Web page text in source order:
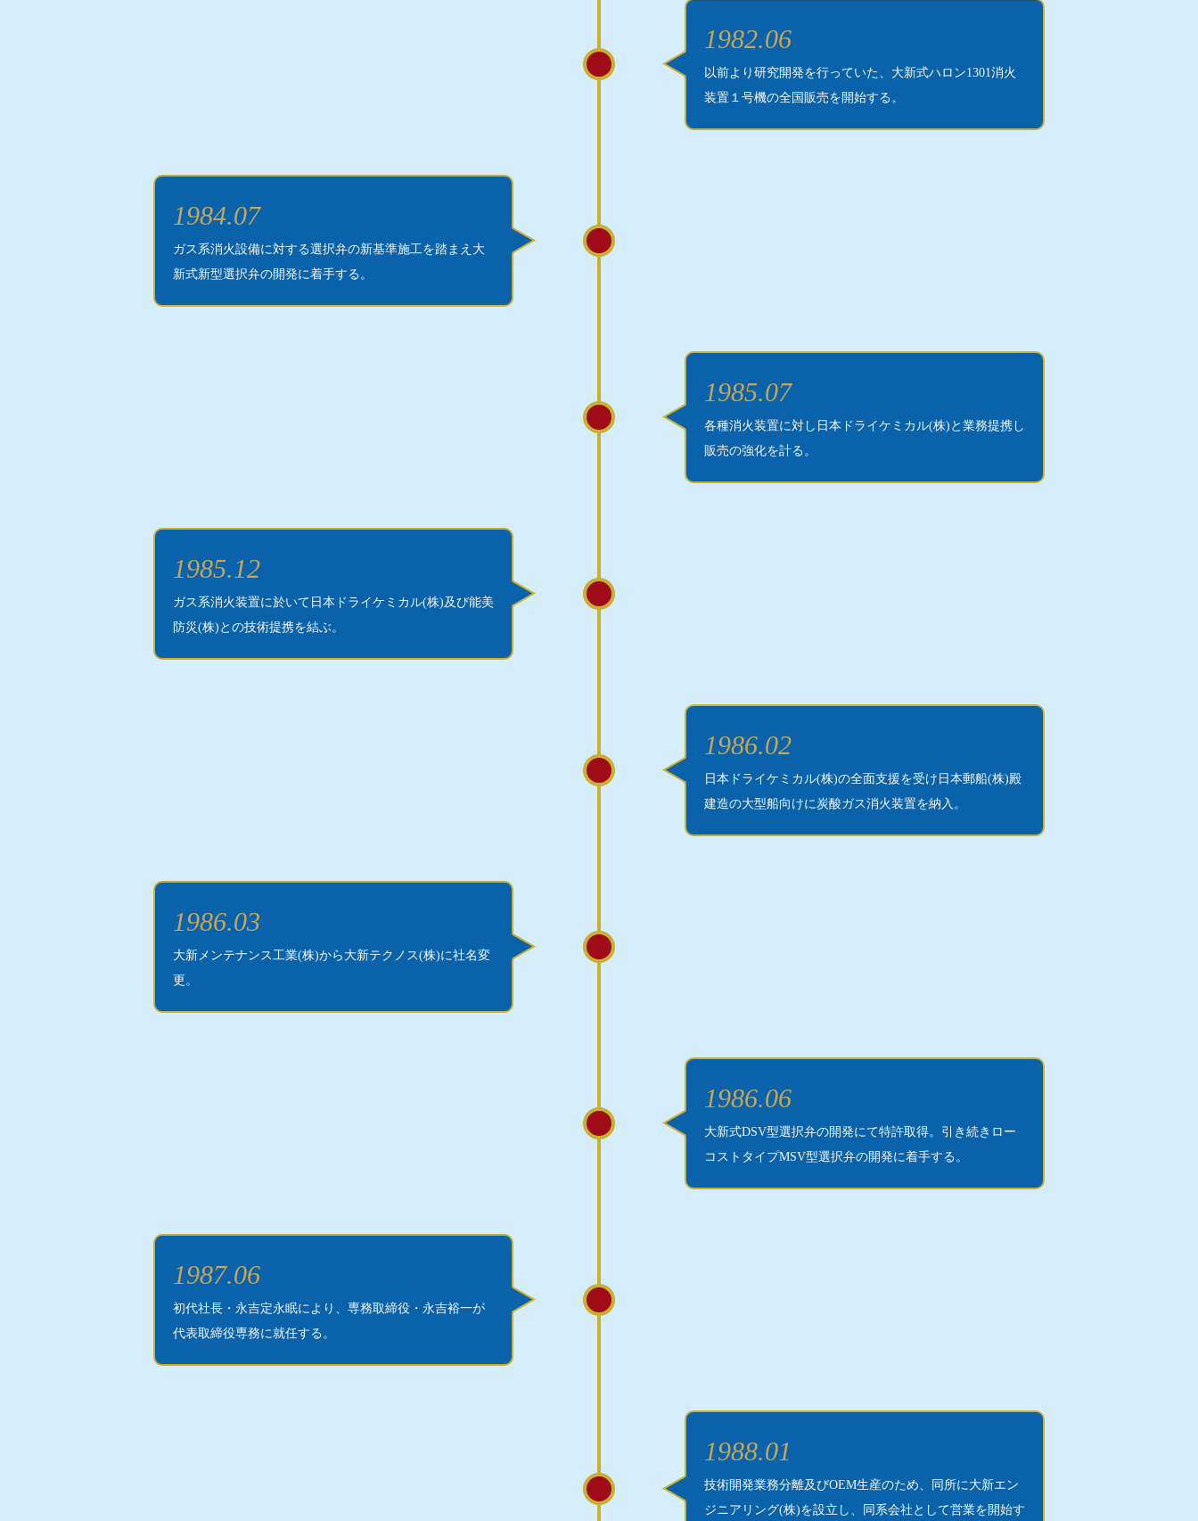
1982.06
以前より研究開発を行っていた、大新式ハロン1301消火
装置１号機の全国販売を開始する。
1984.07
ガス系消火設備に対する選択弁の新基準施工を踏まえ大
新式新型選択弁の開発に着手する。
1985.07
各種消火装置に対し日本ドライケミカル(株)と業務提携し
販売の強化を計る。
1985.12
ガス系消火装置に於いて日本ドライケミカル(株)及び能美
防災(株)との技術提携を結ぶ。
1986.02
日本ドライケミカル(株)の全面支援を受け日本郵船(株)殿
建造の大型船向けに炭酸ガス消火装置を納入。
1986.03
大新メンテナンス工業(株)から大新テクノス(株)に社名変
更。
1986.06
大新式DSV型選択弁の開発にて特許取得。引き続きロー
コストタイプMSV型選択弁の開発に着手する。
1987.06
初代社長・永吉定永眠により、専務取締役・永吉裕一が
代表取締役専務に就任する。
1988.01
技術開発業務分離及びOEM生産のため、同所に大新エン
ジニアリング(株)を設立し、同系会社として営業を開始す